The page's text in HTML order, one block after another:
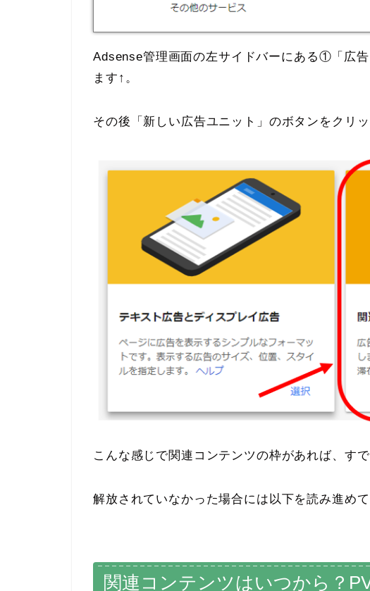
Adsense管理画面の左サイドバーにある①「広
ます↑。
その後「新しい広告ユニット」のボタンをクリッ
こんな感じで関連コンテンツの枠があれば、す
解放されていなかった場合には以下を読み進めて
関連コンテンツはいつから？